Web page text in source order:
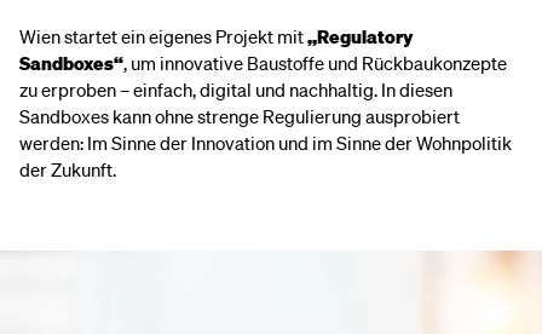
Wien startet ein eigenes Projekt mit,,Regulatory
Sandboxes“, um innovative Baustoffe und Rückbaukonzepte
zu erproben – einfach, digital und nachhaltig. In diesen
Sandboxes kann ohne strenge Regulierung ausprobiert
werden: Im Sinne der Innovation und im Sinne der Wohnpolitik
der Zukunft.